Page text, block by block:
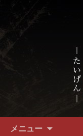
福岡市、
毛和牛を
畜産農家直
の焼肉『泰元
メニュー